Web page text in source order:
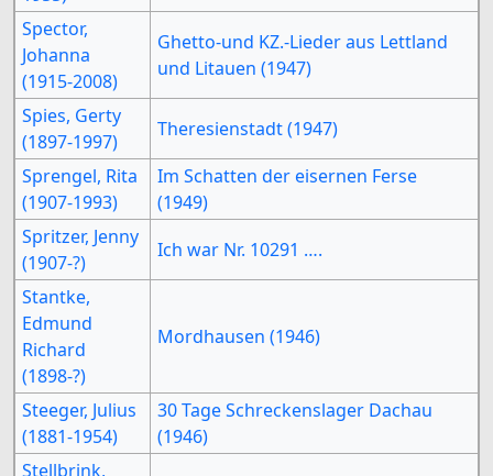
Spector,
Johanna
(1915-2008)
Ghetto-und KZ.-Lieder aus Lettland
und Litauen (1947)
Spies, Gerty
(1897-1997)
Theresienstadt (1947)
Sprengel, Rita
(1907-1993)
Im Schatten der eisernen Ferse
(1949)
Spritzer, Jenny
(1907-?)
Ich war Nr. 10291 ….
Stantke,
Edmund
Richard
(1898-?)
Mordhausen (1946)
Steeger, Julius
(1881-1954)
30 Tage Schreckenslager Dachau
(1946)
Stellbrink,